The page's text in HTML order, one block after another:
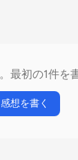
最初の1件を
感想を書く